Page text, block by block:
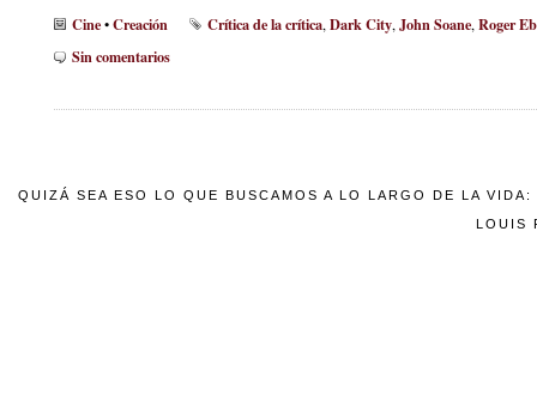
Cine•Creación Crítica de la crítica, Dark City, John Soane, Roger
Sin comentarios
QUIZÁ SEA ESO LO QUE BUSCAMOS A LO LARGO DE LA
LOUIS